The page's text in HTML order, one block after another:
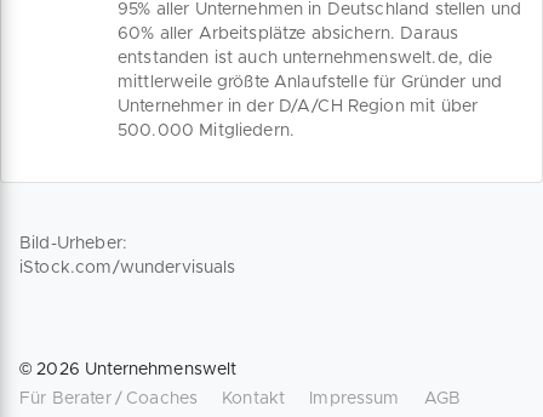
95% aller Unternehmen in Deutschland stellen und
60% aller Arbeitsplätze absichern. Daraus
entstanden ist auch unternehmenswelt.de, die
mittlerweile größte Anlaufstelle für Gründer und
Unternehmer in der D/A/CH Region mit über
500.000 Mitgliedern.
Bild-Urheber:
iStock.com/wundervisuals
©2026 Unternehmenswelt
Für Berater / Coaches
Kontakt Impressum AGB